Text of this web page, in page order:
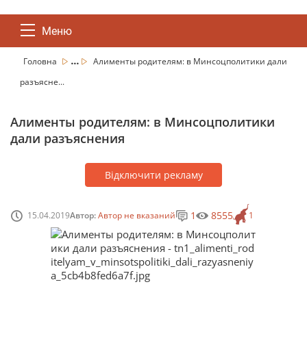
Меню
Головна ...
Алименты родителям: в Минсоцполитики дали
разъясне...
Алименты родителям: в Минсоцполитики
дали разъяснения
Відключити рекламу
15.04.2019Автор:Автор не вказаний 1
1 8555